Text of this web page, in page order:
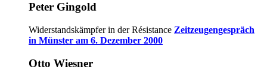
Peter Gingold
Widerstandskämpfer in der Résistance Zeitzeugengespräch
in Münster am 6. Dezember 2000
Otto Wiesner